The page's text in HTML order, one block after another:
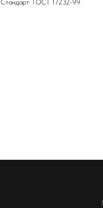
Стандарт: ГОСТ 17232-99